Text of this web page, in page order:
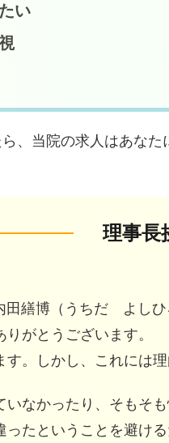
い
、当院の求人はあなた
理事長
繕博（うちだ よしひ
がとうございます。
。しかし、これには理
なかったり、そもそ
たということを避け